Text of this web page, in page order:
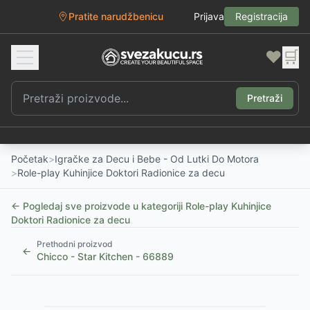
Pratite narudžbenicu Prijava Registracija
❤️ 🛒
Pretraži
Početak>Igračke za Decu i Bebe - Od Lutki Do Motora
>Role-play Kuhinjice Doktori Radionice za decu
← Pogledaj sve proizvode u kategoriji Role-play Kuhinjice
Doktori Radionice za decu
←
Prethodni proizvod
Chicco - Star Kitchen - 66889